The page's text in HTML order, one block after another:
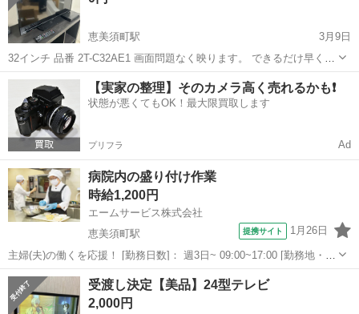
恵美須町駅
3月9日
32インチ 品番 2T-C32AE1 画面問題なく映ります。 できるだけ早く取
りに来てくださる方歓迎です。 掲載品5点全て受け取っていただける
方確定させていただきます。 どうぞ、よろしくお願いいたします。
大阪 大阪市 恵美須町駅 テレビ SHARP
【実家の整理】そのカメラ高く売れるかも❗️
状態が悪くてもOK！最大限買取します
プリフラ Ad
病院内の盛り付け作業
時給1,200円
エームサービス株式会社
恵美須町駅
提携サイト 1月26日
主婦(夫)の働くを応援！ [勤務日数]： 週3日~ 09:00~17:00 [勤務地・最
寄駅]： 大阪府大阪市浪速区日本橋5-16-15 愛染橋病院-4324 ＜エーム
サービス株式会社＞ 恵美須町駅徒歩1分 [職種名...
大阪 大阪市 恵美須町駅 その他
受渡し決定【美品】24型テレビ
2,000円